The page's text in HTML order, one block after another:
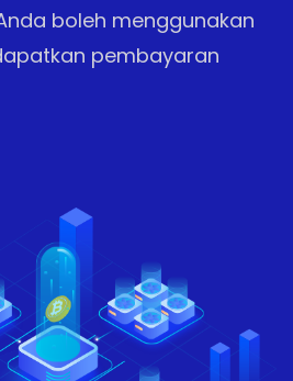
boleh menggunakan
pembayaran